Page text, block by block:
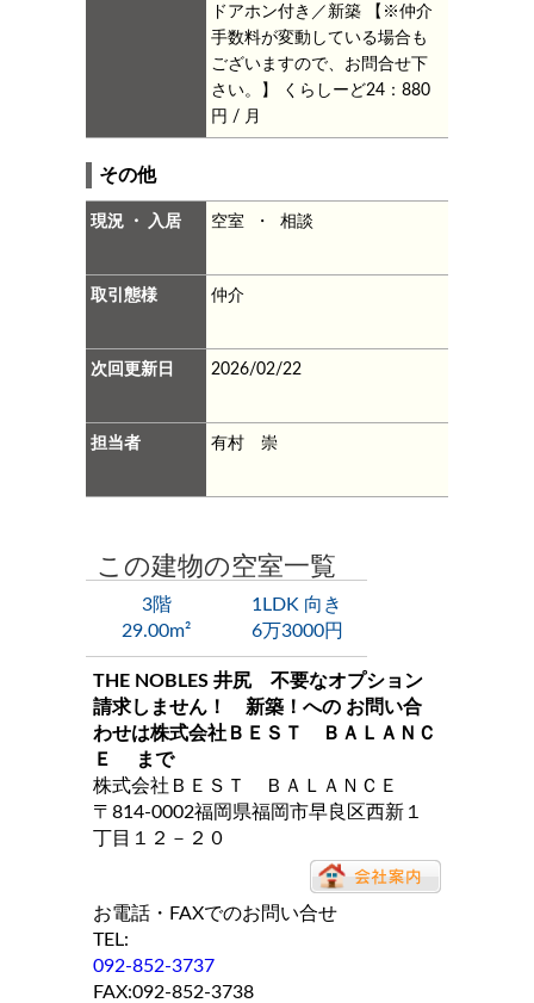
ドアホン付き／新築
【※仲介
手数料が変動している場合も
ございますので、お問合せ下
さい。】
くらしーど24：880
円 / 月
その他
現況 ・ 入居 空室 ・ 相談
取引態様 仲介
次回更新日 2026/02/22
担当者 有村 崇
この建物の空室一覧
3階
1LDK 向き
29.00m²
6万3000円
THE NOBLES 井尻 不要なオプション
請求しません！ 新築！への お問い合
わせは株式会社ＢＥＳＴ ＢＡＬＡＮＣ
Ｅ
まで
株式会社ＢＥＳＴ ＢＡＬＡＮＣＥ
〒814-0002福岡県福岡市早良区西新１
丁目１２－２０
お電話・FAXでのお問い合せ
TEL:
092-852-3737
FAX:092-852-3738